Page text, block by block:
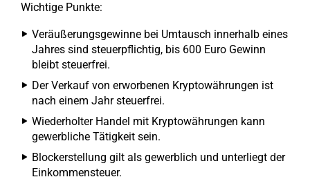
Wichtige Punkte:
Veräußerungsgewinne bei Umtausch innerhalb eines
Jahres sind steuerpflichtig, bis 600 Euro Gewinn
bleibt steuerfrei.
Der Verkauf von erworbenen Kryptowährungen ist
nach einem Jahr steuerfrei.
Wiederholter Handel mit Kryptowährungen kann
gewerbliche Tätigkeit sein.
Blockerstellung gilt als gewerblich und unterliegt der
Einkommensteuer.